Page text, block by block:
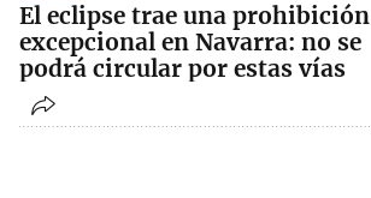
El eclipse trae una prohibición
excepcional en Navarra: no se
podrá circular por estas vías